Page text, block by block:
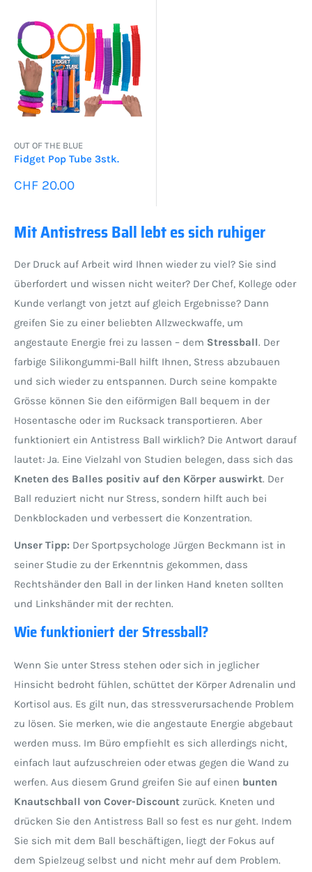
OUT OF THE BLUE
Fidget Pop Tube 3stk.
Sonderpreis
CHF 20.00
Mit Antistress Ball lebt es sich ruhiger
Der Druck auf Arbeit wird Ihnen wieder zu viel? Sie sind
überfordert und wissen nicht weiter? Der Chef, Kollege oder
Kunde verlangt von jetzt auf gleich Ergebnisse? Dann
greifen Sie zu einer beliebten Allzweckwaffe, um
angestaute Energie frei zu lassen – dem Stressball. Der
farbige Silikongummi-Ball hilft Ihnen, Stress abzubauen
und sich wieder zu entspannen. Durch seine kompakte
Grösse können Sie den eiförmigen Ball bequem in der
Hosentasche oder im Rucksack transportieren. Aber
funktioniert ein Antistress Ball wirklich? Die Antwort darauf
lautet: Ja. Eine Vielzahl von Studien belegen, dass sich das
Kneten des Balles positiv auf den Körper auswirkt. Der
Ball reduziert nicht nur Stress, sondern hilft auch bei
Denkblockaden und verbessert die Konzentration.
Unser Tipp: Der Sportpsychologe Jürgen Beckmann ist in
seiner Studie zu der Erkenntnis gekommen, dass
Rechtshänder den Ball in der linken Hand kneten sollten
und Linkshänder mit der rechten.
Wie funktioniert der Stressball?
Wenn Sie unter Stress stehen oder sich in jeglicher
Hinsicht bedroht fühlen, schüttet der Körper Adrenalin und
Kortisol aus. Es gilt nun, das stressverursachende Problem
zu lösen. Sie merken, wie die angestaute Energie abgebaut
werden muss. Im Büro empfiehlt es sich allerdings nicht,
einfach laut aufzuschreien oder etwas gegen die Wand zu
werfen. Aus diesem Grund greifen Sie auf einen bunten
Knautschball von Cover-Discount zurück. Kneten und
drücken Sie den Antistress Ball so fest es nur geht. Indem
Sie sich mit dem Ball beschäftigen, liegt der Fokus auf
dem Spielzeug selbst und nicht mehr auf dem Problem.